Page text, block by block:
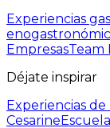
Experiencias
EmpresasTeam
Déjate inspirar
Experiencias
Cesarine